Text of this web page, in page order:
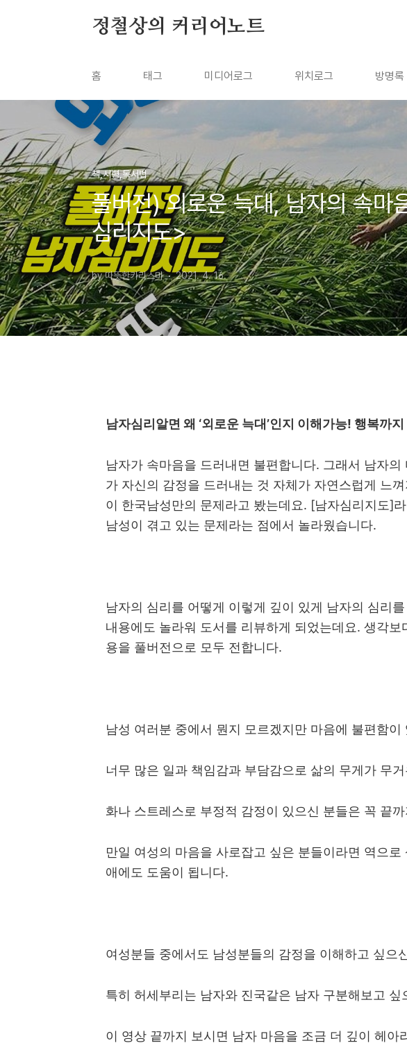
정철상의 커리어노트
홈 태그 미디어로그 위치로그 방명록
책,서평,독서법
풀버전) 외로운 늑대, 남자의 속마
심리지도>
by 따뜻한카리스마 2021. 4. 16.
남자심리알면 왜 ‘외로운 늑대’인지 이해가능! 행복까
남자가 속마음을 드러내면 불편합니다. 그래서 남자의
가 자신의 감정을 드러내는 것 자체가 자연스럽게 느
이 한국남성만의 문제라고 봤는데요. [남자심리지도]
남성이 겪고 있는 문제라는 점에서 놀라웠습니다.
남자의 심리를 어떻게 이렇게 깊이 있게 남자의 심리
내용에도 놀라워 도서를 리뷰하게 되었는데요. 생각보
용을 풀버전으로 모두 전합니다.
남성 여러분 중에서 뭔지 모르겠지만 마음에 불편함이
너무 많은 일과 책임감과 부담감으로 삶의 무게가 무
화나 스트레스로 부정적 감정이 있으신 분들은 꼭 끝
만일 여성의 마음을 사로잡고 싶은 분들이라면 역으
애에도 도움이 됩니다.
여성분들 중에서도 남성분들의 감정을 이해하고 싶으
특히 허세부리는 남자와 진국같은 남자 구분해보고 싶
이 영상 끝까지 보시면 남자 마음을 조금 더 깊이 헤아